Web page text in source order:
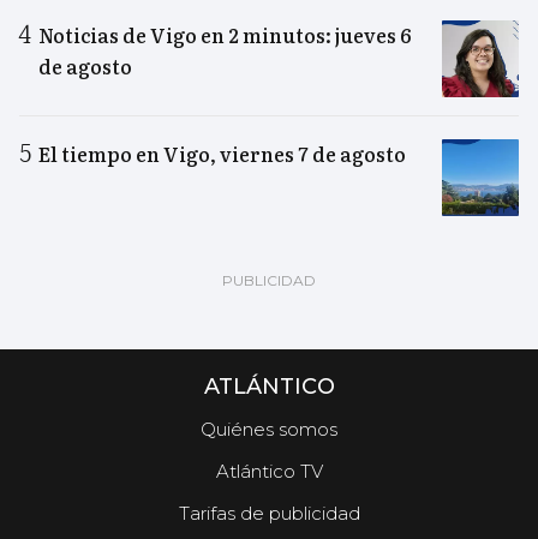
Noticias de Vigo en 2 minutos: jueves 6
de agosto
El tiempo en Vigo, viernes 7 de agosto
ATLÁNTICO
Quiénes somos
Atlántico TV
Tarifas de publicidad